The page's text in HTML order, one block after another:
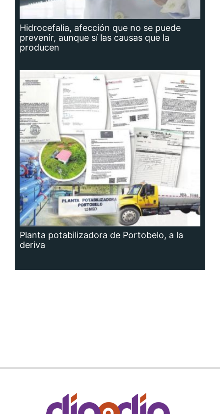
Hidrocefalia, afección que no se puede
prevenir, aunque sí las causas que la
producen
Planta potabilizadora de Portobelo, a la
deriva